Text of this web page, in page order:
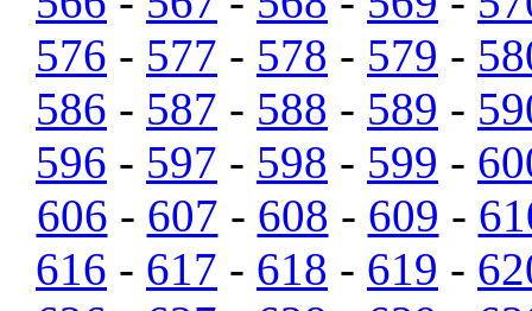
576 - 577 - 578 - 579 -
586 - 587 - 588 - 589 -
596 - 597 - 598 - 599 -
606 - 607 - 608 - 609 -
616 - 617 - 618 - 619 -